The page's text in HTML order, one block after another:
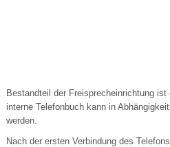
Bestandteil der Freisprecheinrichtung
interne Telefonbuch kann in
werden.
Nach der ersten Verbindung des